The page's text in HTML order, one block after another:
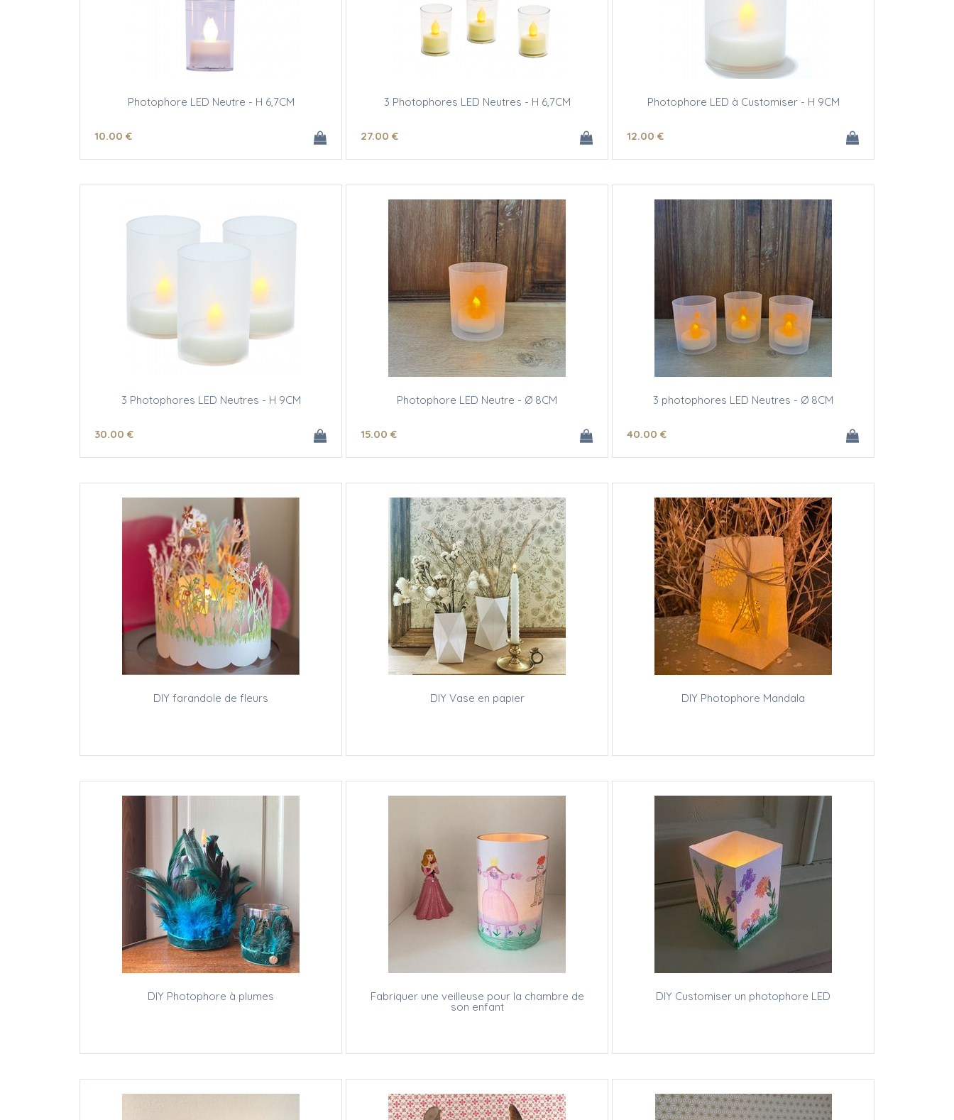
Photophore LED Neutre - H 6,7CM
10.00 €
3 Photophores LED Neutres - H 6,7CM
27.00 €
Photophore LED à Customiser - H 9CM
12.00 €
3 Photophores LED Neutres - H 9CM
30.00 €
Photophore LED Neutre - Ø 8CM
15.00 €
3 photophores LED Neutres - Ø 8CM
40.00 €
DIY farandole de fleurs DIY Vase en papier DIY Photophore Mandala
DIY Photophore à plumes Fabriquer une veilleuse pour la chambre de
son enfant
DIY Customiser un photophore LED